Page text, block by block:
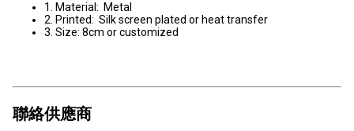
1. Material: Metal
2. Printed: Silk screen plated or heat transfer
3. Size: 8cm or customized
聯絡供應商